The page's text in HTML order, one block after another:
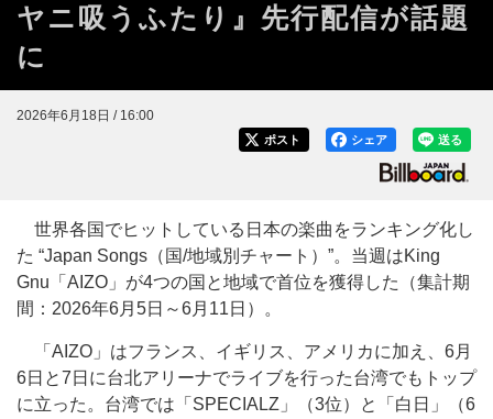
ヤニ吸うふたり』先行配信が話題
に
2026年6月18日 / 16:00
送る
シェア
ポスト
世界各国でヒットしている日本の楽曲をランキング化し
た “Japan Songs（国/地域別チャート）”。当週はKing
Gnu「AIZO」が4つの国と地域で首位を獲得した（集計期
間：2026年6月5日～6月11日）。
「AIZO」はフランス、イギリス、アメリカに加え、6月
6日と7日に台北アリーナでライブを行った台湾でもトップ
に立った。台湾では「SPECIALZ」（3位）と「白日」（6